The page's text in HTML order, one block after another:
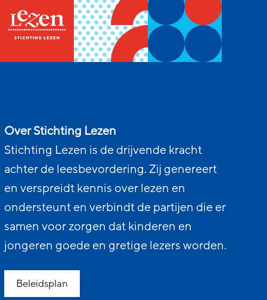
Over Stichting Lezen
Stichting Lezen is de drijvende kracht
achter de leesbevordering. Zij genereert
en verspreidt kennis over lezen en
ondersteunt en verbindt de partijen die er
samen voor zorgen dat kinderen en
jongeren goede en gretige lezers worden.
Beleidsplan